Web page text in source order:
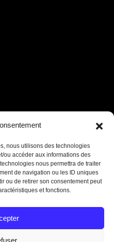
nous utilisons des technologies
ou accéder aux informations des
nous permettra de traiter
de navigation ou les ID uniques
ou de retirer son consentement peut
et fonctions.